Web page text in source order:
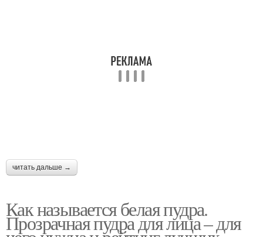
читать дальше →
Как называется белая пудра.
Прозрачная пудра для лица – для